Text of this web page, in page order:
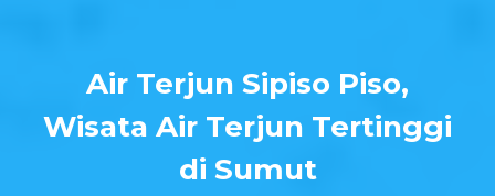
Air Terjun Sipiso Piso,
Wisata Air Terjun Tertinggi
di Sumut